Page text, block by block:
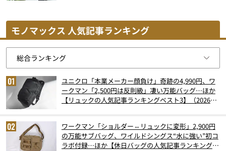
モノマックス 人気記事ランキング
ユニクロ「本業メーカー顔負け」奇跡の4,990円、ワ
ークマン「2,500円は反則級」凄い万能バッグ…ほか
【リュックの人気記事ランキングベスト3】（2026年
ワークマン「ショルダー⇔リュックに変形」2,900円
の万能サブバッグ、ワイルドシングス“水に強い”初コ
ラボ付録…ほか【休日バッグの人気記事ランキングベ